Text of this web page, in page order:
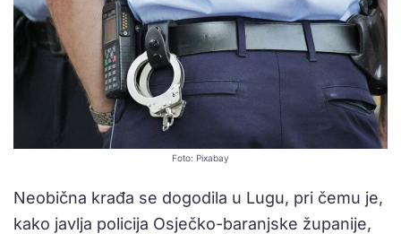
Foto: Pixabay
Neobična krađa se dogodila u Lugu, pri čemu je,
kako javlja policija Osječko-baranjske županije,